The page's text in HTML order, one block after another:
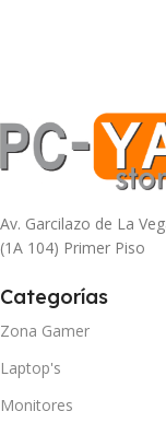
Av. Garcilazo de La
(1A 104) Primer Piso
Categorías
Zona Gamer
Laptop's
Monitores